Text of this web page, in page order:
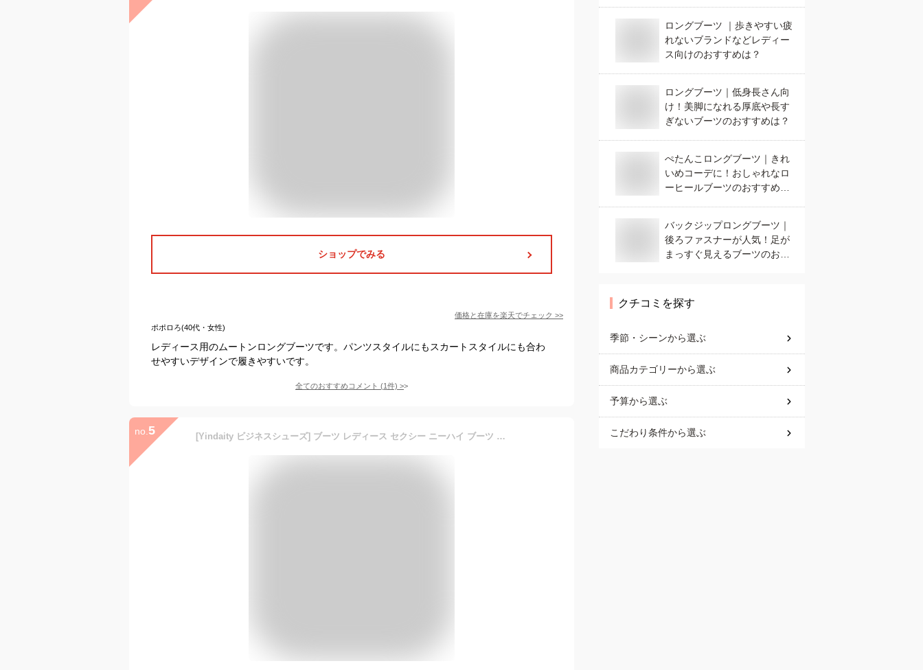
ショップでみる
価格と在庫を楽天でチェック >>
ポポロろ(40代・女性)
レディース用のムートンロングブーツです。パンツスタイルにもスカートスタイルにも合わ
せやすいデザインで履きやすいです。
全てのおすすめコメント (1件) >
no. 5 [Yindaity ビジネスシューズ] ブーツ レディース セクシー ニーハイ ブーツ ピンヒール 防風 サイハイブーツ 大きいサイズ 超長 ロングブーツ PUレザー 黒 エナメル オーバーニー ブーツ ジッパー付き ひざ上丈 ハイヒール 長靴 美脚 イベント パーティー コスプレ…(グレー-C,24.0 cm)
ロングブーツ ｜歩きやすい疲
れないブランドなどレディー
ス向けのおすすめは？
ロングブーツ｜低身長さん向
け！美脚になれる厚底や長す
ぎないブーツのおすすめは？
ぺたんこロングブーツ｜きれ
いめコーデに！おしゃれなロ
ーヒールブーツのおすすめ
バックジップロングブーツ｜
後ろファスナーが人気！足が
まっすぐ見えるブーツのおす
クチコミを探す
季節・シーンから選ぶ
商品カテゴリーから選ぶ
予算から選ぶ
こだわり条件から選ぶ